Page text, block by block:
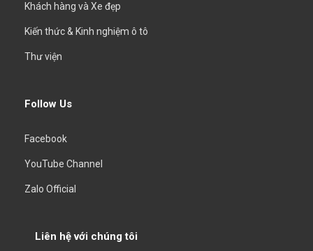
Khách hàng và Xe đẹp
Kiến thức & Kinh nghiệm ô tô
Thư viện
Follow Us
Facebook
YouTube Channel
Zalo Official
Liên hệ với chúng tôi